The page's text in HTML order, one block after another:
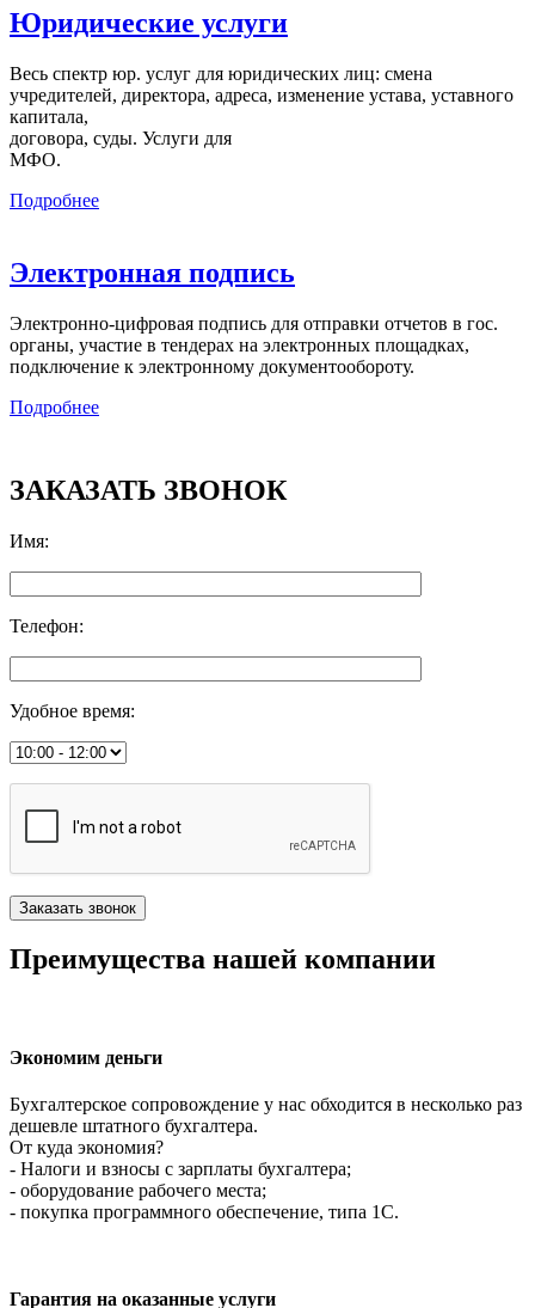
Юридические услуги
Весь спектр юр. услуг для юридических лиц: смена
учредителей, директора, адреса, изменение устава, уставного
капитала,
договора, суды. Услуги для
МФО.
Подробнее
Электронная подпись
Электронно-цифровая подпись для отправки отчетов в гос.
органы, участие в тендерах на электронных площадках,
подключение к электронному документообороту.
Подробнее
ЗАКАЗАТЬ ЗВОНОК
Имя:
Телефон:
Удобное время:
Преимущества нашей компании
Экономим деньги
Бухгалтерское сопровождение у нас обходится в несколько раз
дешевле штатного бухгалтера.
От куда экономия?
- Налоги и взносы с зарплаты бухгалтера;
- оборудование рабочего места;
- покупка программного обеспечение, типа 1С.
Гарантия на оказанные услуги